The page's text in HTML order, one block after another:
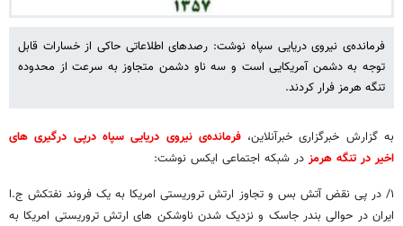
فرمانده‌ی نیروی دریایی سپاه نوشت: رصدهای اطلاعاتی حاکی از خسارات قابل
توجه به دشمن آمریکایی است و سه ناو دشمن متجاوز به سرعت از محدوده
تنگه هرمز فرار کردند.
به گزارش خبرگزاری خبرآنلاین، فرمانده‌ی نیروی دریایی سپاه درپی درگیری های
اخیر در تنگه هرمز در شبکه اجتماعی ایکس نوشت:
‏۱/ در پی نقض آتش بس و تجاوز ارتش تروریستی امریکا به یک فروند نفتکش ج.ا
ایران در حوالی بندر جاسک و نزدیک شدن ناوشکن های ارتش تروریستی امریکا به